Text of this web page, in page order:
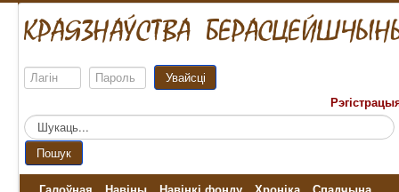
Увайсці
Пошук...
Пошук